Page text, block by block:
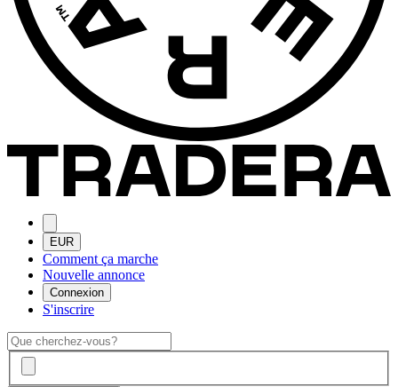
EUR
Comment ça marche
Nouvelle annonce
Connexion
S'inscrire